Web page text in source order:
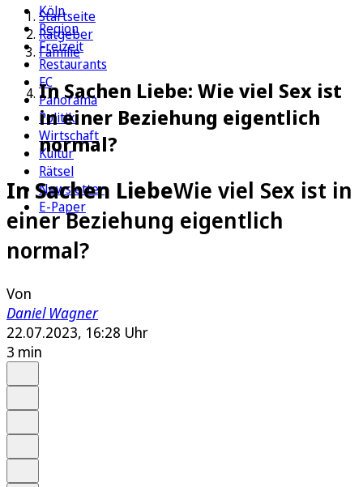
Köln
Region
Freizeit
Restaurants
FC
Panorama
Politik
Wirtschaft
Kultur
Rätsel
Newsletter
E-Paper
Startseite
Ratgeber
Familie
In Sachen Liebe: Wie viel Sex ist
in einer Beziehung eigentlich
normal?
In Sachen LiebeWie viel Sex ist in
einer Beziehung eigentlich
normal?
Von
Daniel Wagner
22.07.2023, 16:28 Uhr
3 min